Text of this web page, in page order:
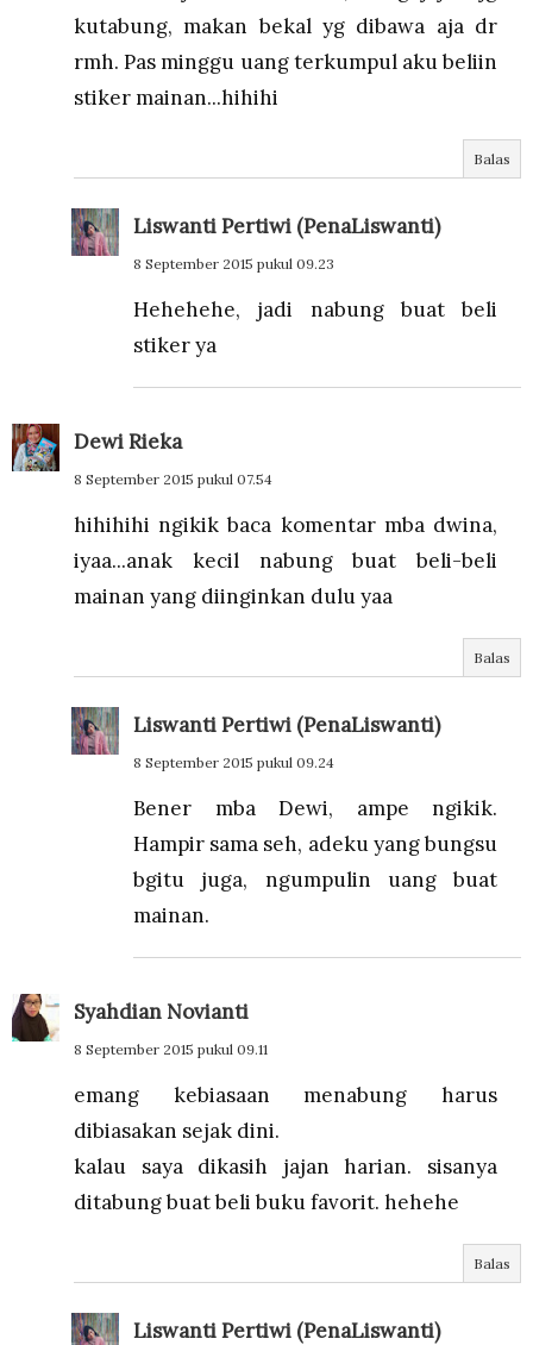
kutabung, makan bekal yg dibawa aja dr
rmh. Pas minggu uang terkumpul aku beliin
stiker mainan...hihihi
Balas
Liswanti Pertiwi (PenaLiswanti)
8 September 2015 pukul 09.23
Hehehehe, jadi nabung buat beli
stiker ya
Dewi Rieka
8 September 2015 pukul 07.54
hihihihi ngikik baca komentar mba dwina,
iyaa...anak kecil nabung buat beli-beli
mainan yang diinginkan dulu yaa
Balas
Liswanti Pertiwi (PenaLiswanti)
8 September 2015 pukul 09.24
Bener mba Dewi, ampe ngikik.
Hampir sama seh, adeku yang bungsu
bgitu juga, ngumpulin uang buat
mainan.
Syahdian Novianti
8 September 2015 pukul 09.11
emang kebiasaan menabung harus
dibiasakan sejak dini.
kalau saya dikasih jajan harian. sisanya
ditabung buat beli buku favorit. hehehe
Balas
Liswanti Pertiwi (PenaLiswanti)